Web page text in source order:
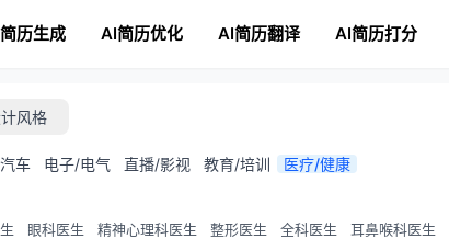
历生成 AI简历优化 AI简历翻译 AI简历打分
风格
汽车 电子/电气 直播/影视 教育/培训 医疗/健康
眼科医生 精神心理科医生 整形医生 全科医生 耳鼻喉科医生